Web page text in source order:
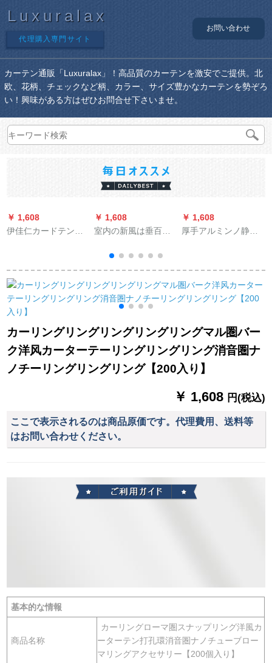
Luxuralax
代理購入専門サイト
お問い合わせ
カーテン通販「Luxuralax」！高品質のカーテンを激安でご提供。北
欧、花柄、チェックなど柄、カラー、サイズ豊かなカーテンを勢ぞろ
い！興味がある方はぜひお問合せ下さいませ。
￥ 1,608
伊佳仁カードテン遮
暖かい韩式ピンク既
製カーン刺繍端-天女
粉カーテーン(打孔式/
毎米)は何メトルトル
必要ですか？
￥ 1,608
室内の新風は垂百葉
排風百葉窓の止回式
アルミオンダカン外
400*400アルミア色の
オーダドです。
￥ 1,608
厚手アルミンノ静音
プのダンブロックの
打孔レアル・カラー
をつけてください。
カーリングリングリングリングリングマル圏バー
ク洋风カーターテーリングリングリング消音圏ナ
ノチーリングリングリング【200入り】
￥ 1,608 円(税込)
ここで表示されるのは商品原価です。代理費用、送料等
はお問い合わせください。
基本的な情報
商品名称
カーリングローマ圏スナップリング洋風カ
ーターテン打孔環消音圏ナノチューブロー
マリングアクセサリー【200個入り】